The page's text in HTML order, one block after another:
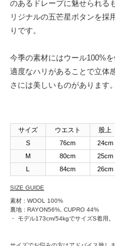
のあるドレープに魅せられる
リジナルの五芒星ボタンを採
りです。
今季の素材にはウール100%
適度なハリがあることで立体
さには美しいものがあります。
サイズ ウエスト 股上
S
76cm 24cm
M
80cm 25cm
84cm 26cm
SIZE GUIDE
素材 : WOOL 100%
裏地 : RAYON56%, CUPRO 44%
・ モデル173cm/54kgでサイズS着用。